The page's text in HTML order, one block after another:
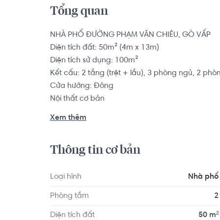
Tổng quan
NHÀ PHỐ ĐƯỜNG PHẠM VĂN CHIÊU, GÒ VẤP
Diện tích đất: 50m² (4m x 13m)
Diện tích sử dụng: 100m²
Kết cấu: 2 tầng (trệt + lầu), 3 phòng ngủ, 2
Cửa hướng: Đông
Nội thất cơ bản
km... Tọa lạc tại vị trí thuận tiện di chuyển với
Xem thêm
Thông tin cơ bản
Loại hình Nhà phố
Phòng tắm 2
Diện tích đất 50 m²